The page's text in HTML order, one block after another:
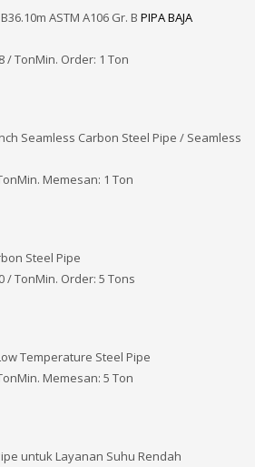
ASTM A106 Gr. B PIPA BAJA
/ TonMin. Order: 1 Ton
Seamless Carbon Steel Pipe / Seamless
Memesan: 1 Ton
Steel Pipe
/ TonMin. Order: 5 Tons
Temperature Steel Pipe
Memesan: 5 Ton
untuk Layanan Suhu Rendah